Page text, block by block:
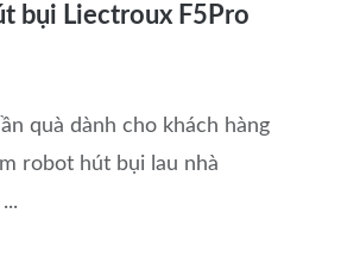
bụi Liectroux F5Pro
quà dành cho khách hàng
robot hút bụi lau nhà